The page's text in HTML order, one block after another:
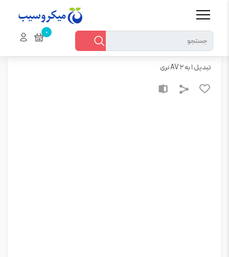
قطعات الکترونیکی > سایر قطعات الکترونیک
تبدیل 1 به 2 AV نری